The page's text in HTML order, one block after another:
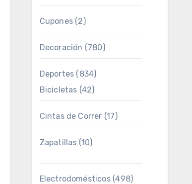
Cupones(2)
Decoración (780)
Deportes (834)
Bicicletas (42)
Cintas de Correr (17)
Zapatillas (10)
Electrodomésticos(498)